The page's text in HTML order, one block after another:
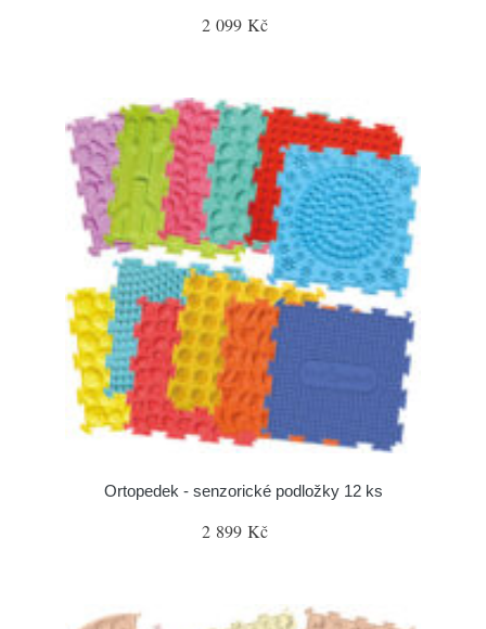
2 099 Kč
Ortopedek - senzorické podložky 12 ks
2 899 Kč